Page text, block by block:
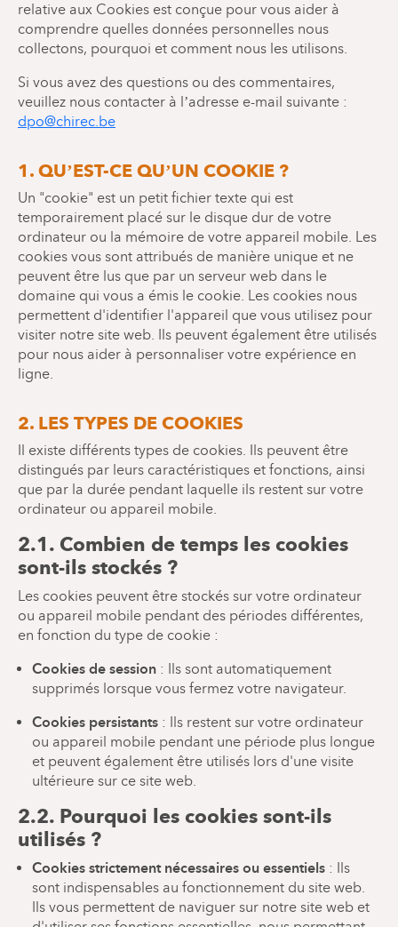
relative aux Cookies est conçue pour vous aider à
comprendre quelles données personnelles nous
collectons, pourquoi et comment nous les utilisons.
Si vous avez des questions ou des commentaires,
veuillez nous contacter à l’adresse e-mail suivante :
dpo@chirec.be
1. QU’EST-CE QU’UN COOKIE ?
Un "cookie" est un petit fichier texte qui est
temporairement placé sur le disque dur de votre
ordinateur ou la mémoire de votre appareil mobile. Les
cookies vous sont attribués de manière unique et ne
peuvent être lus que par un serveur web dans le
domaine qui vous a émis le cookie. Les cookies nous
permettent d'identifier l'appareil que vous utilisez pour
visiter notre site web. Ils peuvent également être utilisés
pour nous aider à personnaliser votre expérience en
ligne.
2. LES TYPES DE COOKIES
Il existe différents types de cookies. Ils peuvent être
distingués par leurs caractéristiques et fonctions, ainsi
que par la durée pendant laquelle ils restent sur votre
ordinateur ou appareil mobile.
2.1. Combien de temps les cookies
sont-ils stockés ?
Les cookies peuvent être stockés sur votre ordinateur
ou appareil mobile pendant des périodes différentes,
en fonction du type de cookie :
Cookies de session : Ils sont automatiquement
supprimés lorsque vous fermez votre navigateur.
Cookies persistants : Ils restent sur votre ordinateur
ou appareil mobile pendant une période plus longue
et peuvent également être utilisés lors d'une visite
ultérieure sur ce site web.
2.2. Pourquoi les cookies sont-ils
utilisés ?
Cookies strictement nécessaires ou essentiels : Ils
sont indispensables au fonctionnement du site web.
Ils vous permettent de naviguer sur notre site web et